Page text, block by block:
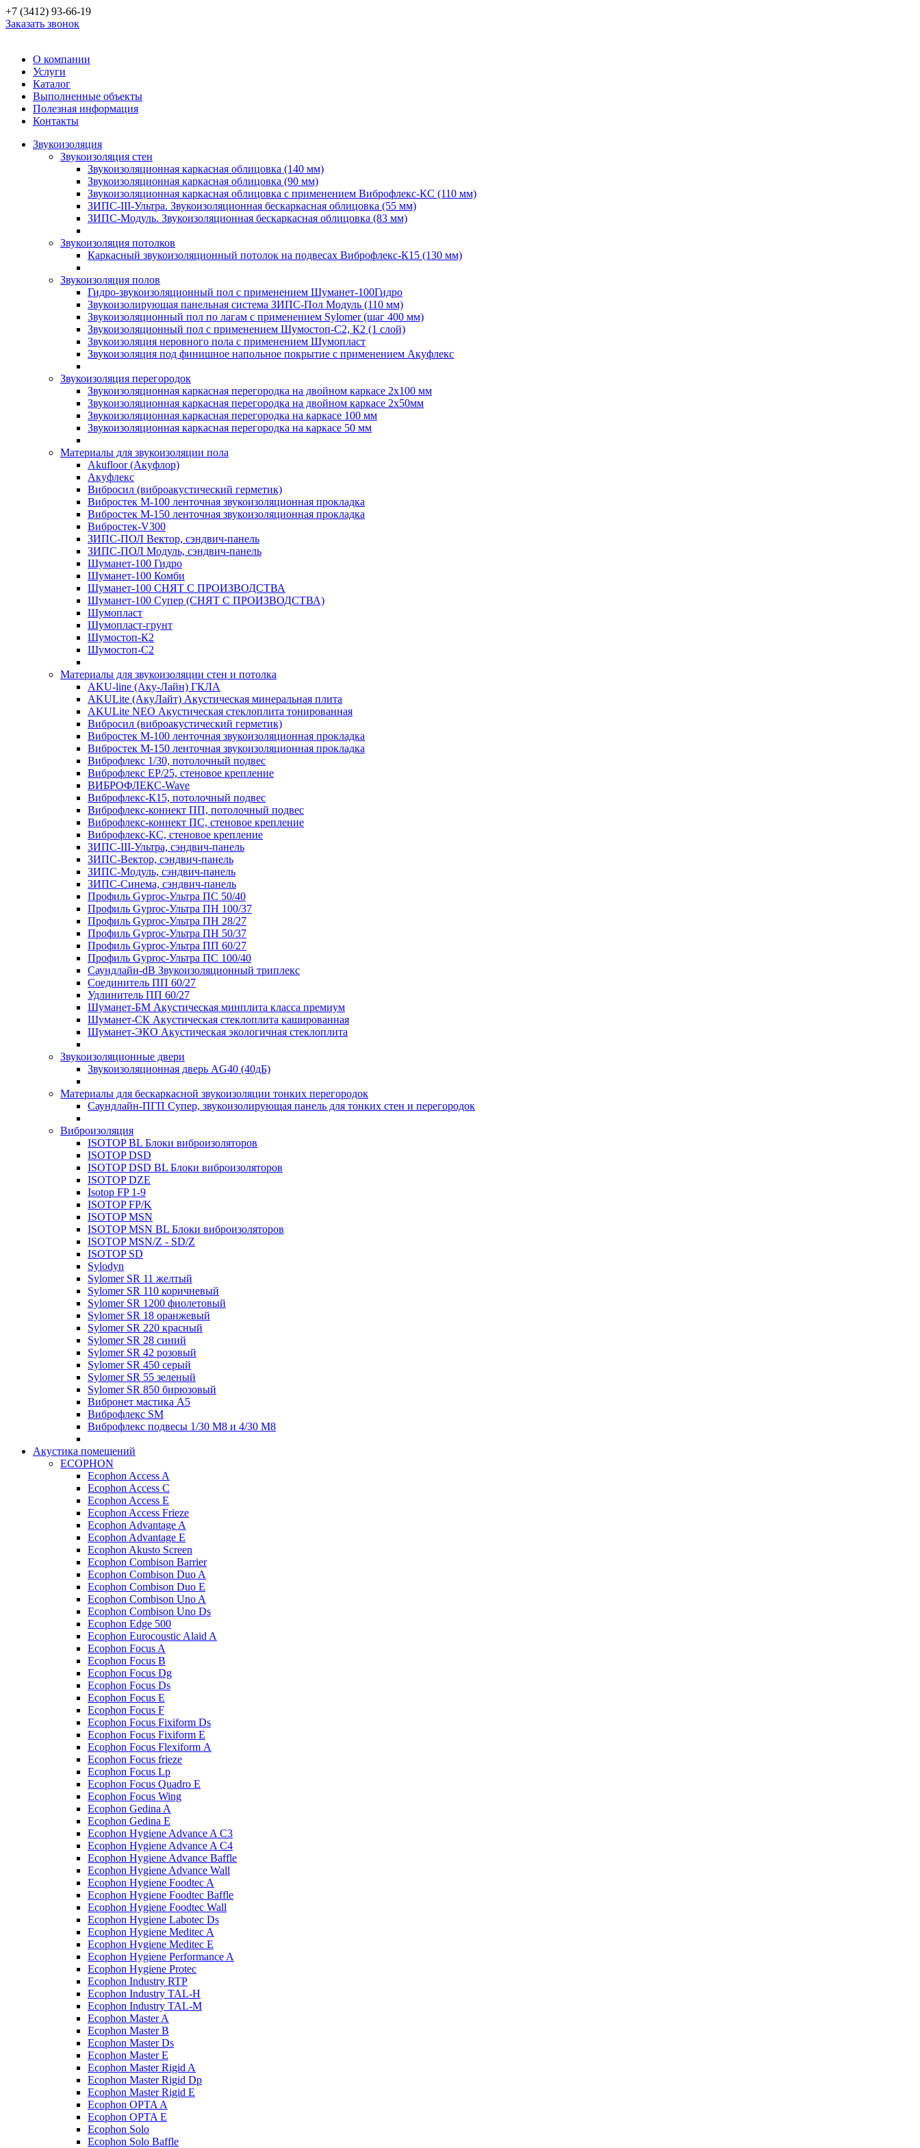
+7 (3412) 93-66-19
Заказать звонок
О компании
Услуги
Каталог
Выполненные объекты
Полезная информация
Контакты
Звукоизоляция
Звукоизоляция стен
Звукоизоляционная каркасная облицовка (140 мм)
Звукоизоляционная каркасная облицовка (90 мм)
Звукоизоляционная каркасная облицовка с применением Виброфлекс-КС (110 мм)
ЗИПС-III-Ультра. Звукоизоляционная бескаркасная облицовка (55 мм)
ЗИПС-Модуль. Звукоизоляционная бескаркасная облицовка (83 мм)
Звукоизоляция потолков
Каркасный звукоизоляционный потолок на подвесах Виброфлекс-К15 (130 мм)
Звукоизоляция полов
Гидро-звукоизоляционный пол с применением Шуманет-100Гидро
Звукоизолирующая панельная система ЗИПС-Пол Модуль (110 мм)
Звукоизоляционный пол по лагам с применением Sylomer (шаг 400 мм)
Звукоизоляционный пол с применением Шумостоп-С2, К2 (1 слой)
Звукоизоляция неровного пола с применением Шумопласт
Звукоизоляция под финишное напольное покрытие с применением Акуфлекс
Звукоизоляция перегородок
Звукоизоляционная каркасная перегородка на двойном каркасе 2х100 мм
Звукоизоляционная каркасная перегородка на двойном каркасе 2х50мм
Звукоизоляционная каркасная перегородка на каркасе 100 мм
Звукоизоляционная каркасная перегородка на каркасе 50 мм
Материалы для звукоизоляции пола
Akufloor (Акуфлор)
Акуфлекс
Вибросил (виброакустический герметик)
Вибростек М-100 ленточная звукоизоляционная прокладка
Вибростек М-150 ленточная звукоизоляционная прокладка
Вибростек-V300
ЗИПС-ПОЛ Вектор, сэндвич-панель
ЗИПС-ПОЛ Модуль, сэндвич-панель
Шуманет-100 Гидро
Шуманет-100 Комби
Шуманет-100 СНЯТ С ПРОИЗВОДСТВА
Шуманет-100 Супер (СНЯТ С ПРОИЗВОДСТВА)
Шумопласт
Шумопласт-грунт
Шумостоп-К2
Шумостоп-С2
Материалы для звукоизоляции стен и потолка
AKU-line (Aку-Лайн) ГКЛА
AKULite (АкуЛайт) Акустическая минеральная плита
AKULite NEO Акустическая стеклоплита тонированная
Вибросил (виброакустический герметик)
Вибростек М-100 ленточная звукоизоляционная прокладка
Вибростек М-150 ленточная звукоизоляционная прокладка
Виброфлекс 1/30, потолочный подвес
Виброфлекс EP/25, стеновое крепление
ВИБРОФЛЕКС-Wave
Виброфлекс-К15, потолочный подвес
Виброфлекс-коннект ПП, потолочный подвес
Виброфлекс-коннект ПС, стеновое крепление
Виброфлекс-КС, стеновое крепление
ЗИПС-III-Ультра, сэндвич-панель
ЗИПС-Вектор, сэндвич-панель
ЗИПС-Модуль, сэндвич-панель
ЗИПС-Синема, сэндвич-панель
Профиль Gyproc-Ультра ПC 50/40
Профиль Gyproc-Ультра ПН 100/37
Профиль Gyproc-Ультра ПН 28/27
Профиль Gyproc-Ультра ПН 50/37
Профиль Gyproc-Ультра ПП 60/27
Профиль Gyproc-Ультра ПС 100/40
Саундлайн-dB Звукоизоляционный триплекс
Соединитель ПП 60/27
Удлинитель ПП 60/27
Шуманет-БМ Акустическая минплита класса премиум
Шуманет-СК Акустическая стеклоплита кашированная
Шуманет-ЭКО Акустическая экологичная стеклоплита
Звукоизоляционные двери
Звукоизоляционная дверь AG40 (40дБ)
Материалы для бескаркасной звукоизоляции тонких перегородок
Саундлайн-ПГП Супер, звукоизолирующая панель для тонких стен и перегородок
Виброизоляция
ISOTOP BL Блоки виброизоляторов
ISOTOP DSD
ISOTOP DSD BL Блоки виброизоляторов
ISOTOP DZE
Isotop FP 1-9
ISOTOP FP/K
ISOTOP MSN
ISOTOP MSN BL Блоки виброизоляторов
ISOTOP MSN/Z - SD/Z
ISOTOP SD
Sylodyn
Sylomer SR 11 желтый
Sylomer SR 110 коричневый
Sylomer SR 1200 фиолетовый
Sylomer SR 18 оранжевый
Sylomer SR 220 красный
Sylomer SR 28 синий
Sylomer SR 42 розовый
Sylomer SR 450 серый
Sylomer SR 55 зеленый
Sylomer SR 850 бирюзовый
Вибронет мастика А5
Виброфлекс SM
Виброфлекс подвесы 1/30 М8 и 4/30 М8
Акустика помещений
ECOPHON
Ecophon Access A
Ecophon Access C
Ecophon Access E
Ecophon Access Frieze
Ecophon Advantage A
Ecophon Advantage E
Ecophon Akusto Screen
Ecophon Combison Barrier
Ecophon Combison Duo A
Ecophon Combison Duo E
Ecophon Combison Uno A
Ecophon Combison Uno Ds
Ecophon Edge 500
Ecophon Eurocoustic Alaid A
Ecophon Focus A
Ecophon Focus B
Ecophon Focus Dg
Ecophon Focus Ds
Ecophon Focus E
Ecophon Focus F
Ecophon Focus Fixiform Ds
Ecophon Focus Fixiform E
Ecophon Focus Flexiform А
Ecophon Focus frieze
Ecophon Focus Lp
Ecophon Focus Quаdro E
Ecophon Focus Wing
Ecophon Gedina A
Ecophon Gedina E
Ecophon Hygiene Advance A C3
Ecophon Hygiene Advance A C4
Ecophon Hygiene Advance Baffle
Ecophon Hygiene Advance Wall
Ecophon Hygiene Foodtec A
Ecophon Hygiene Foodtec Baffle
Ecophon Hygiene Foodtec Wall
Ecophon Hygiene Labotec Ds
Ecophon Hygiene Meditec A
Ecophon Hygiene Meditec E
Ecophon Hygiene Performance A
Ecophon Hygiene Proteс
Ecophon Industry RTP
Ecophon Industry TAL-H
Ecophon Industry TAL-M
Ecophon Master A
Ecophon Master B
Ecophon Master Ds
Ecophon Master E
Ecophon Master Rigid A
Ecophon Master Rigid Dp
Ecophon Master Rigid E
Ecophon OPTA A
Ecophon OPTA E
Ecophon Solo
Ecophon Solo Baffle